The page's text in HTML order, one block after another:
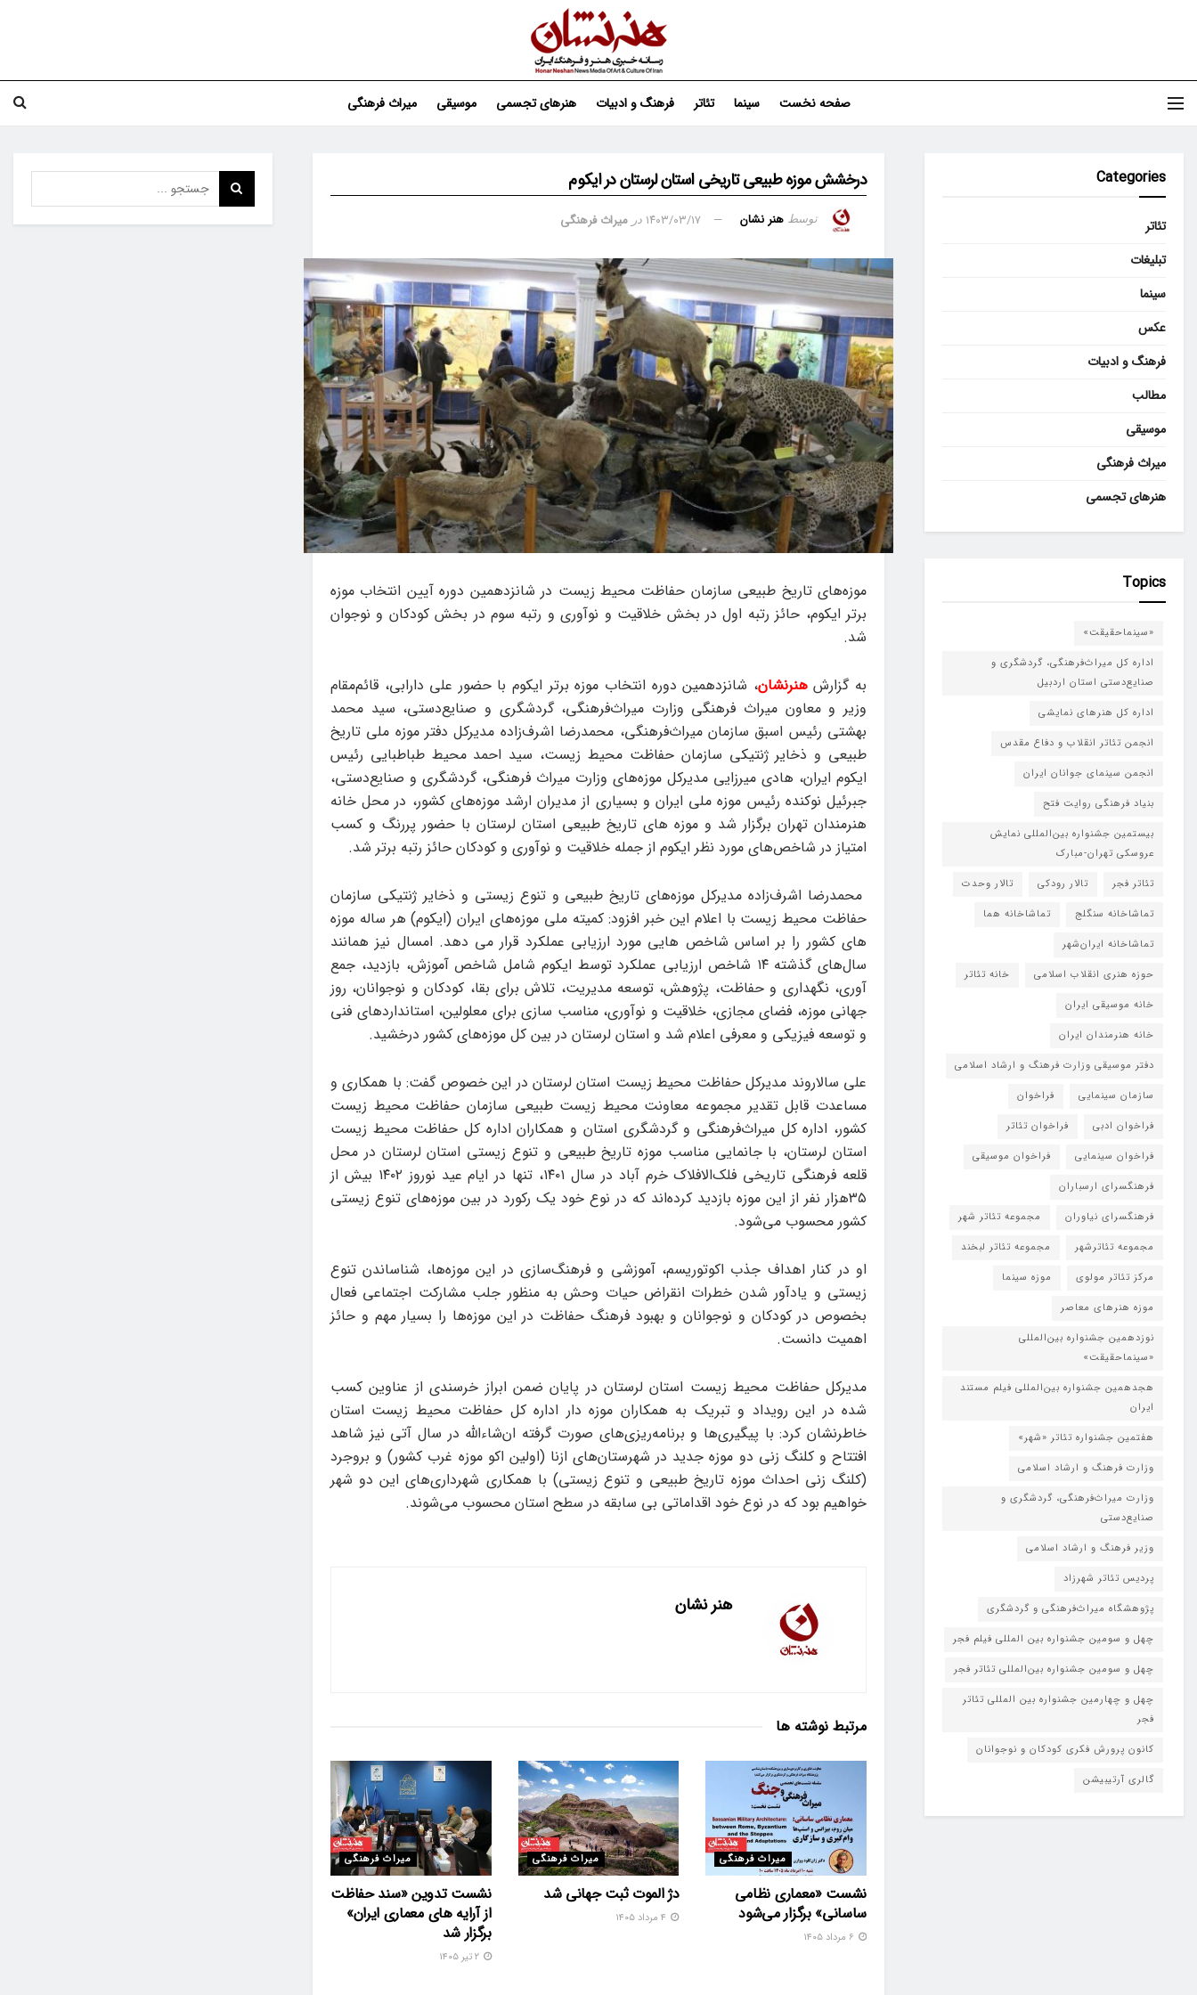
صفحه نخست سینما تئاتر فرهنگ و ادبیات هنرهای تجسمی موسیقی میراث فرهنگی
درخشش موزه طبیعی تاریخی استان لرستان در ایکوم
توسط هنر نشان ۱۴۰۳/۰۳/۱۷ در میراث فرهنگی
موزه‌های تاریخ طبیعی سازمان حفاظت محیط زیست در شانزدهمین دوره آیین انتخاب موزه
برتر ایکوم، حائز رتبه اول در بخش خلاقیت و نوآوری و رتبه سوم در بخش کودکان و نوجوان
شد.
به گزارشهنرنشان، شانزدهمین دوره انتخاب موزه برتر ایکوم با حضور علی دارابی، قائم‌مقام
وزیر و معاون میراث‌ فرهنگی وزارت میراث‌فرهنگی، گردشگری و صنایع‌دستی، سید محمد
بهشتی رئیس اسبق سازمان میراث‌فرهنگی، محمدرضا اشرف‌زاده مدیرکل دفتر موزه ملی تاریخ
طبیعی و ذخایر ژنتیکی سازمان حفاظت محیط زیست، سید احمد محیط طباطبایی رئیس
ایکوم ایران، هادی میرزایی مدیرکل موزه‌های وزارت میراث‌ فرهنگی، گردشگری و صنایع‌دستی،
جبرئیل نوکنده رئیس موزه ملی ایران و بسیاری از مدیران ارشد موزه‌های کشور، در محل خانه
هنرمندان تهران برگزار شد و موزه های تاریخ طبیعی استان لرستان با حضور پررنگ و کسب
امتیاز در شاخص‌های مورد نظر ایکوم از جمله خلاقیت و نوآوری و کودکان حائز رتبه برتر شد.
محمدرضا اشرف‌زاده مدیرکل موزه‌های تاریخ طبیعی و تنوع زیستی و ذخایر ژنتیکی سازمان
حفاظت محیط زیست با اعلام این خبر افزود: کمیته ملی موزه‌های ایران (ایکوم) هر ساله موزه
های کشور را بر اساس شاخص هایی مورد ارزیابی عملکرد قرار می دهد. امسال نیز همانند
سال‌های گذشته ١۴ شاخص ارزیابی عملکرد توسط ایکوم شامل شاخص آموزش، بازدید، جمع
آوری، نگهداری و حفاظت، پژوهش، توسعه مدیریت، تلاش برای بقا، کودکان و نوجوانان، روز
جهانی موزه، فضای مجازی، خلاقیت و نوآوری، مناسب سازی برای معلولین، استانداردهای فنی
و توسعه فیزیکی و معرفی اعلام شد و استان لرستان در بین کل موزه‌های کشور درخشید.
علی سالاروند مدیرکل حفاظت محیط زیست استان لرستان در این خصوص گفت: با همکاری و
مساعدت قابل تقدیر مجموعه معاونت محیط زیست طبیعی سازمان حفاظت محیط زیست
کشور، اداره کل میراث‌فرهنگی و گردشگری استان و همکاران اداره‌ کل حفاظت محیط زیست
استان لرستان، با جانمایی مناسب موزه تاریخ طبیعی و تنوع زیستی استان لرستان در محل
قلعه فرهنگی تاریخی فلک‌الافلاک خرم آباد در سال ۱۴۰۱، تنها در ایام عید نوروز ۱۴۰۲ بیش از
۳۵هزار نفر از این موزه بازدید کرده‌اند که در نوع خود یک رکورد در بین موزه‌های تنوع زیستی
کشور محسوب می‌شود.
او در کنار اهداف جذب اکوتوریسم، آموزشی و فرهنگ‌سازی در این موزه‌ها، شناساندن تنوع
زیستی و یادآور شدن خطرات انقراض حیات وحش به منظور جلب مشارکت اجتماعی فعال
بخصوص در کودکان و نوجوانان و بهبود فرهنگ حفاظت در این موزه‌ها را بسیار مهم و حائز
اهمیت دانست.
مدیرکل حفاظت محیط زیست استان لرستان در پایان ضمن ابراز خرسندی از عناوین کسب
شده در این رویداد و تبریک به همکاران موزه دار اداره‌ کل حفاظت محیط زیست استان
خاطرنشان کرد: با پیگیری‌ها و برنامه‌ریزی‌های صورت گرفته ان‌شاءالله در سال آتی نیز شاهد
افتتاح و کلنگ زنی دو موزه جدید در شهرستان‌های ازنا (اولین اکو موزه غرب کشور) و بروجرد
(کلنگ زنی احداث موزه تاریخ طبیعی و تنوع زیستی) با همکاری شهرداری‌های این دو شهر
خواهیم بود که در نوع خود اقداماتی بی سابقه در سطح استان محسوب می‌شوند.
هنر نشان
مرتبط نوشته ها
میراث فرهنگی
نشست «معماری نظامی
ساسانی» برگزار می‌شود
میراث فرهنگی
دژ الموت ثبت جهانی شد
میراث فرهنگی
نشست تدوین «سند حفاظت
از آرایه های معماری ایران»
برگزار شد
۲ تیر ۱۴۰۵
Categories
تئاتر
تبلیغات
سینما
عکس
فرهنگ و ادبیات
مطالب
موسیقی
میراث فرهنگی
هنرهای تجسمی
Topics
«سینماحقیقت»
اداره کل میراث‌فرهنگی، گردشگری و
صنایع‌دستی استان اردبیل
اداره کل هنرهای نمایشی
انجمن تئاتر انقلاب و دفاع مقدس
انجمن سینمای جوانان ایران
بنیاد فرهنگی روایت فتح
بیستمین جشنواره بین‌المللی نمایش
عروسکی تهران-مبارک
تئاتر فجر
تالار رودکی
تالار وحدت
تماشاخانه سنگلج
تماشاخانه هما
تماشاخانه‌ ایران‌شهر
حوزه هنری انقلاب اسلامی
خانه تئاتر
خانه موسیقی ایران
خانه هنرمندان ایران
دفتر موسیقی وزارت فرهنگ و ارشاد اسلامی
سازمان سینمایی
فراخوان
فراخوان ادبی
فراخوان تئاتر
فراخوان سینمایی
فراخوان موسیقی
فرهنگسرای ارسباران
فرهنگسرای نیاوران
مجموعه تئاتر شهر
مجموعه تئاترشهر
مجموعه تئاتر لبخند
مرکز تئاتر مولوی
موزه سینما
موزه هنرهای معاصر
نوزدهمین جشنواره بین‌المللی
«سینماحقیقت»
هجدهمین جشنواره بین‌المللی فیلم مستند
ایران
هفتمین جشنواره تئاتر «شهر»
وزارت فرهنگ و ارشاد اسلامی
وزارت میراث‌فرهنگی، گردشگری و
صنایع‌دستی
وزیر فرهنگ و ارشاد اسلامی
پردیس تئاتر شهرزاد
پژوهشگاه میراث‌فرهنگی و گردشگری
چهل و سومین جشنواره بین المللی فیلم فجر
چهل و سومین جشنواره بین‌المللی تئاتر فجر
چهل و چهارمین جشنواره بین المللی تئاتر
فجر
کانون پرورش فکری کودکان و نوجوانان
گالری آرتیبیشن